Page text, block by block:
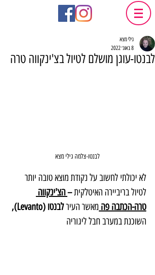
לבנטו-עוגן מושלם לטיול בצ'ינקווה טרה
גילי מצא
8 באוג׳ 2022
לבנטו-צלמה גילי מצא
לא יכולתי לחשוב על נקודת מוצא טובה יותר
לטיול בריביירה האיטלקית – הצ'ינקווה
טרה-הכתבה פה מאשר העיר לבנטו (Levanto),
השוכנת במערב חבל ליגוריה